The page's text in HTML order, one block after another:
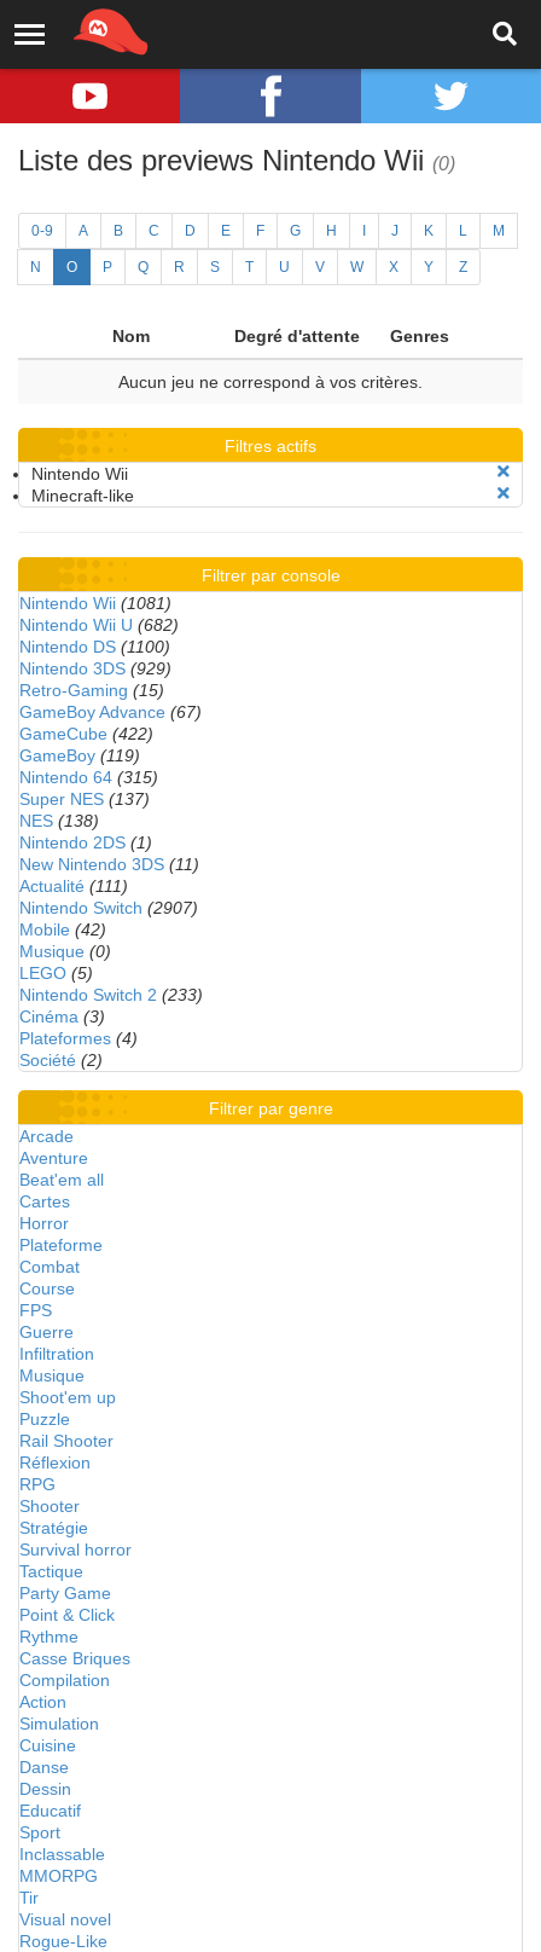
Liste des previews Nintendo Wii (0)
0-9 A B C D E F G H J K L M
N O P Q R S T U V W X Y Z
Nom Degré d'attente Genres
Aucun jeu ne correspond à vos critères.
Filtres actifs
Nintendo Wii
Minecraft-like
Filtrer par console
Nintendo Wii (1081)
Nintendo Wii U (682)
Nintendo DS (1100)
Nintendo 3DS (929)
Retro-Gaming (15)
GameBoy Advance (67)
GameCube (422)
GameBoy (119)
Nintendo 64 (315)
Super NES (137)
NES (138)
Nintendo 2DS (1)
New Nintendo 3DS (11)
Actualité (111)
Nintendo Switch (2907)
Mobile (42)
Musique (0)
LEGO (5)
Nintendo Switch 2 (233)
Cinéma (3)
Plateformes (4)
Société (2)
Filtrer par genre
Arcade
Aventure
Beat'em all
Cartes
Horror
Plateforme
Combat
Course
FPS
Guerre
Infiltration
Musique
Shoot'em up
Puzzle
Rail Shooter
Réflexion
RPG
Shooter
Stratégie
Survival horror
Tactique
Party Game
Point & Click
Rythme
Casse Briques
Compilation
Action
Simulation
Cuisine
Danse
Dessin
Educatif
Sport
Inclassable
MMORPG
Tir
Visual novel
Rogue-Like